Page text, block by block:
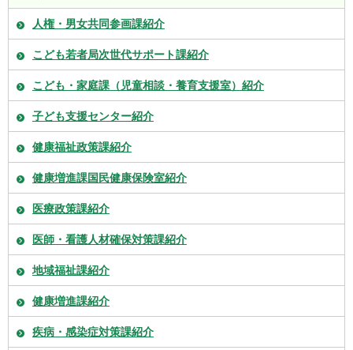
人権・男女共同参画課紹介
こども若者局次世代サポート課紹介
こども・家庭課（児童相談・養育支援室）紹介
子ども支援センター紹介
健康福祉政策課紹介
健康増進課国民健康保険室紹介
医療政策課紹介
医師・看護人材確保対策課紹介
地域福祉課紹介
健康増進課紹介
疾病・感染症対策課紹介